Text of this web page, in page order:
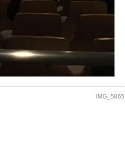
IMG_5865